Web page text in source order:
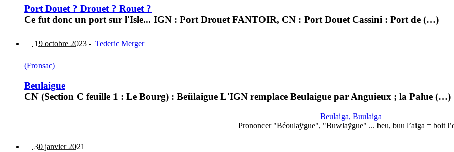
Port Douet ? Drouet ? Rouet ?
Ce fut donc un port sur l'Isle... IGN : Port Drouet FANTOIR, CN : Port Douet Cassini : Port de (…)
19 octobre 2023 - Tederic Merger
(Fronsac)
Beulaigue
CN (Section C feuille 1 : Le Bourg) : Beülaigue L'IGN remplace Beulaigue par Anguieux ; la Palue (…)
Beulaiga, Buulaiga
Prononcer "Béoulaÿgue", "Buwlaÿgue" ... beu, buu l’aiga = boit
30 janvier 2021